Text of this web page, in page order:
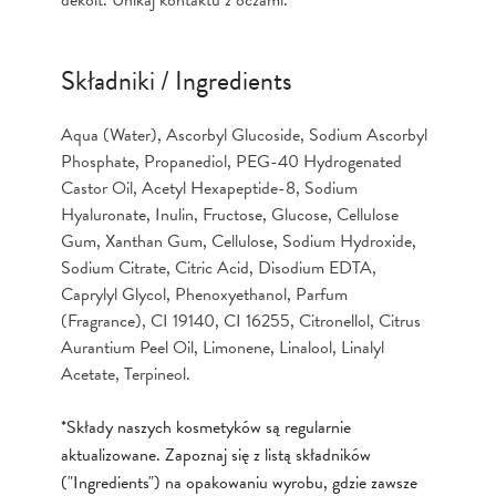
Składniki / Ingredients
Aqua (Water), Ascorbyl Glucoside, Sodium Ascorbyl
Phosphate, Propanediol, PEG-40 Hydrogenated
Castor Oil, Acetyl Hexapeptide-8, Sodium
Hyaluronate, Inulin, Fructose, Glucose, Cellulose
Gum, Xanthan Gum, Cellulose, Sodium Hydroxide,
Sodium Citrate, Citric Acid, Disodium EDTA,
Caprylyl Glycol, Phenoxyethanol, Parfum
(Fragrance), CI 19140, CI 16255, Citronellol, Citrus
Aurantium Peel Oil, Limonene, Linalool, Linalyl
Acetate, Terpineol.
*Składy naszych kosmetyków są regularnie
aktualizowane. Zapoznaj się z listą składników
("Ingredients") na opakowaniu wyrobu, gdzie zawsze